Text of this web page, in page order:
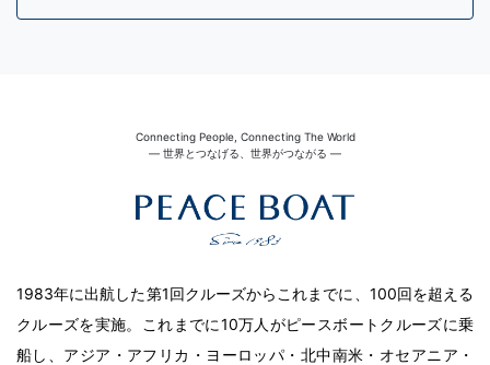
Connecting People, Connecting The World
― 世界とつなげる、世界がつながる ―
1983年に出航した第1回クルーズからこれまでに、100回を超える
クルーズを実施。これまでに10万人がピースボートクルーズに乗
船し、アジア・アフリカ・ヨーロッパ・北中南米・オセアニア・